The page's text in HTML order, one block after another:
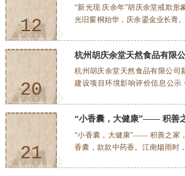
业是干出来的，成绩是奋斗出来
自荐，岗位评议、各级打分，本
任怨、刻苦学习、认真钻研，熟
能，确保生产任务的及时完成；
勤俭节约，想方设法为公司节约
们中有的：日行3万步，不停穿梭
12
“新光现 庆余年”胡庆余堂戒欺形
光旧窗桐始华，庆余鎏金业长青
杭城皇城根脚下老底子的青砖铺
象店，你会有种闯入桃花源的感
至清朝末年。 厚重古朴的配色
式建筑之美，氤氲着江南药王的
婉转的历史沉淀美，让人仿佛穿
家，忍不住想要一探究竟。 ...
20
杭州胡庆余堂天然食品有限公司
建设项目环境影响评价信息公示
然食品有限公司。 3、项目性质
点：杭州市滨江区浦沿街道园区
及内容：杭州胡庆余堂天然食品
况下，借助500T膏系列罐头的扩
21
“小香囊，大健康”—— 积善
“小香囊，大健康”—— 积善之家
香囊，款款中药香。江南烟雨时